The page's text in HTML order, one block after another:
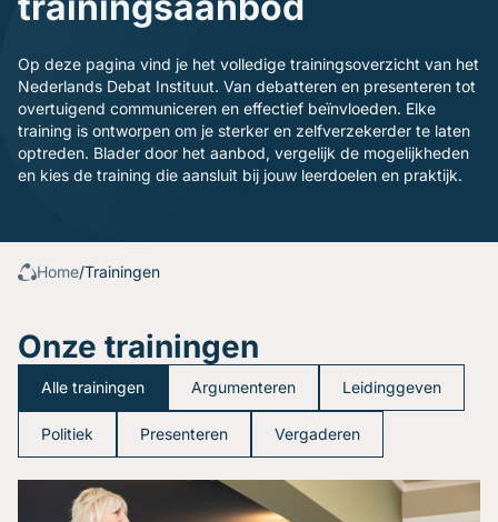
Gratis oefenavonden
Op deze pagina vind je het volledige trainingsoverzicht van het
Nederlands Debat Instituut. Van debatteren en presenteren tot
overtuigend communiceren en effectief beïnvloeden. Elke
training is ontworpen om je sterker en zelfverzekerder te laten
optreden. Blader door het aanbod, vergelijk de mogelijkheden
en kies de training die aansluit bij jouw leerdoelen en praktijk.
Home/Trainingen
Onze trainingen
Alle trainingen Argumenteren Leidinggeven
Politiek Presenteren Vergaderen